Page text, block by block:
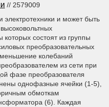
// 2579009
электротехники и может быть
состоят из группы
преобразовательных
колебаний
из сети при
фазе преобразователя
однофазные ячейки (1-5),
обмоткам
(6). Каждая